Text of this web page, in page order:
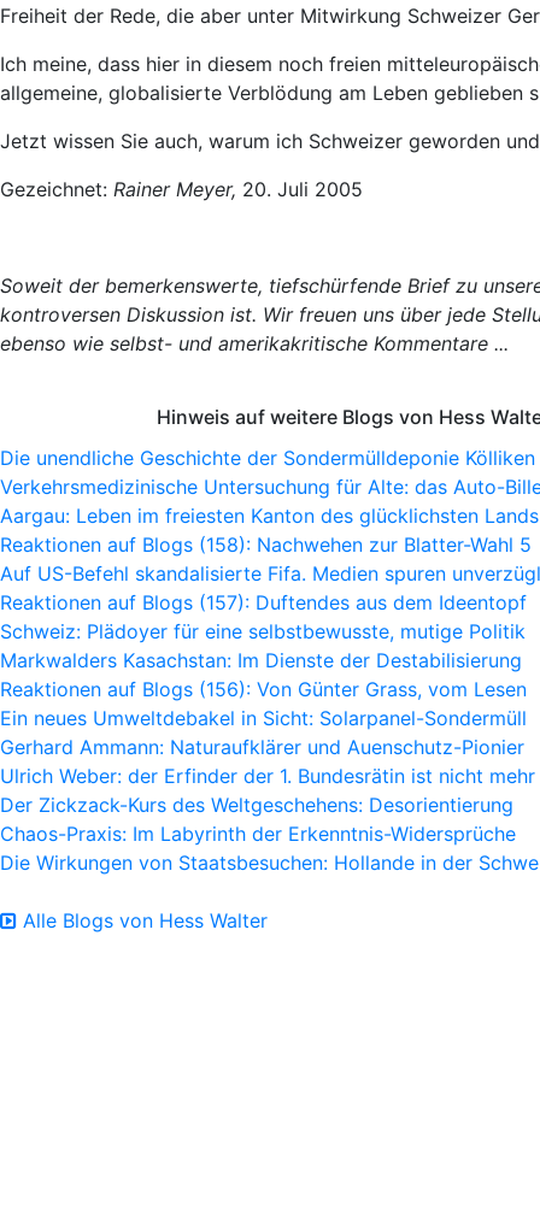
Freiheit der Rede, die aber unter Mitwirkung Schweizer
Ich meine, dass hier in diesem noch freien
allgemeine, globalisierte Verblödung am Leben geblieben
Jetzt wissen Sie auch, warum ich Schweizer geworden
Gezeichnet: Rainer Meyer, 20. Juli 2005
Soweit der bemerkenswerte, tiefschürfende Brief zu
kontroversen Diskussion ist. Wir freuen uns über jede
ebenso wie selbst- und amerikakritische Kommentare ...
Hinweis auf weitere Blogs von Hess
Die unendliche Geschichte der Sondermülldeponie Kölliken
Verkehrsmedizinische Untersuchung für Alte: das Auto-
Aargau: Leben im freiesten Kanton des glücklichsten Lands
Reaktionen auf Blogs (158): Nachwehen zur Blatter-Wahl 5
Auf US-Befehl skandalisierte Fifa. Medien spuren
Reaktionen auf Blogs (157): Duftendes aus dem Ideentopf
Schweiz: Plädoyer für eine selbstbewusste, mutige Politik
Markwalders Kasachstan: Im Dienste der Destabilisierung
Reaktionen auf Blogs (156): Von Günter Grass, vom Lesen
Ein neues Umweltdebakel in Sicht: Solarpanel-Sondermüll
Gerhard Ammann: Naturaufklärer und Auenschutz-Pionier
Ulrich Weber: der Erfinder der 1. Bundesrätin ist nicht mehr
Der Zickzack-Kurs des Weltgeschehens: Desorientierung
Chaos-Praxis: Im Labyrinth der Erkenntnis-Widersprüche
Die Wirkungen von Staatsbesuchen: Hollande in der
Alle Blogs von Hess Walter